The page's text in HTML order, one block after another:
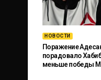
НОВОСТИ
Поражение
порадовало
меньше победы